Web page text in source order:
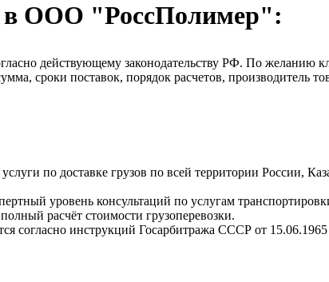
в ООО "РоссПолимер":
действующему законодательству РФ. По желанию
сроки поставок, порядок расчетов, производитель
по доставке грузов по всей территории России,
уровень консультаций по услугам
расчёт стоимости грузоперевозки.
согласно инструкций Госарбитража СССР от